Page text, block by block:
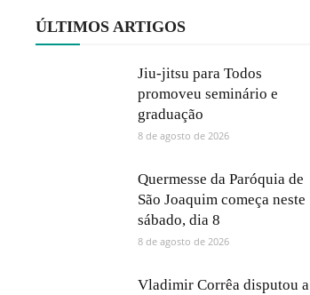
ÚLTIMOS ARTIGOS
Jiu-jitsu para Todos
promoveu seminário e
graduação
8 de agosto de 2026
Quermesse da Paróquia de
São Joaquim começa neste
sábado, dia 8
8 de agosto de 2026
Vladimir Corrêa disputou a